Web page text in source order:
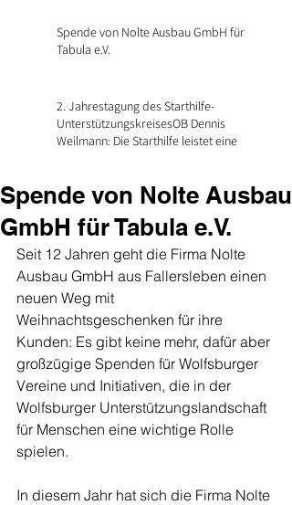
Spende von Nolte Ausbau GmbH für
Tabula e.V.
2. Jahrestagung des Starthilfe-
UnterstützungskreisesOB Dennis
Weilmann: Die Starthilfe leistet eine
Spende von Nolte Ausbau
GmbH für Tabula e.V.
Seit 12 Jahren geht die Firma Nolte
Ausbau GmbH aus Fallersleben einen
neuen Weg mit
Weihnachtsgeschenken für ihre
Kunden: Es gibt keine mehr, dafür aber
großzügige Spenden für Wolfsburger
Vereine und Initiativen, die in der
Wolfsburger Unterstützungslandschaft
für Menschen eine wichtige Rolle
spielen.
In diesem Jahr hat sich die Firma Nolte